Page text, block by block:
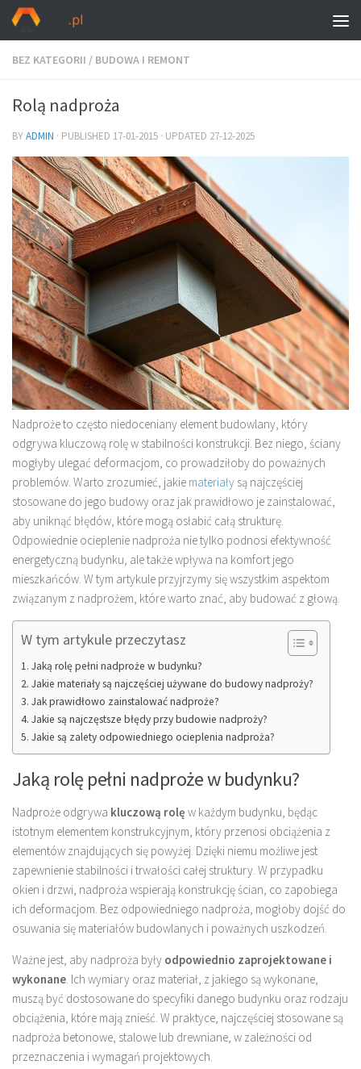
BEZ KATEGORII / BUDOWA I REMONT
Rolą nadproża
BYADMIN · PUBLISHED 17-01-2015 · UPDATED 27-12-2025
Nadproże to często niedoceniany element budowlany, który
odgrywa kluczową rolę w stabilności konstrukcji. Bez niego, ściany
mogłyby ulegać deformacjom, co prowadziłoby do poważnych
problemów. Warto zrozumieć, jakie materiały są najczęściej
stosowane do jego budowy oraz jak prawidłowo je zainstalować,
aby uniknąć błędów, które mogą osłabić całą strukturę.
Odpowiednie ocieplenie nadproża nie tylko podnosi efektywność
energetyczną budynku, ale także wpływa na komfort jego
mieszkańców. W tym artykule przyjrzymy się wszystkim aspektom
związanym z nadprożem, które warto znać, aby budować z głową.
W tym artykule przeczytasz
Jaką rolę pełni nadproże w budynku?
Jakie materiały są najczęściej używane do budowy nadproży?
Jak prawidłowo zainstalować nadproże?
Jakie są najczęstsze błędy przy budowie nadproży?
Jakie są zalety odpowiedniego ocieplenia nadproża?
Jaką rolę pełni nadproże w budynku?
Nadproże odgrywa kluczową rolę w każdym budynku, będąc
istotnym elementem konstrukcyjnym, który przenosi obciążenia z
elementów znajdujących się powyżej. Dzięki niemu możliwe jest
zapewnienie stabilności i trwałości całej struktury. W przypadku
okien i drzwi, nadproża wspierają konstrukcję ścian, co zapobiega
ich deformacjom. Bez odpowiedniego nadproża, mogłoby dojść do
osuwania się materiałów budowlanych i poważnych uszkodzeń.
Ważne jest, aby nadproża były odpowiednio zaprojektowane i
wykonane . Ich wymiary oraz materiał, z jakiego są wykonane,
muszą być dostosowane do specyfiki danego budynku oraz rodzaju
obciążenia, które mają znieść. W praktyce, najczęściej stosowane są
nadproża betonowe, stalowe lub drewniane, w zależności od
przeznaczenia i wymagań projektowych.